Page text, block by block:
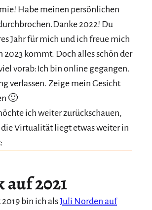
Habe meinen persönlichen
2022! Du
Jahr für mich und ich freue mich
2023 kommt. Doch alles schön der
vorab:Ich bin online gegangen.
verlassen. Zeige mein Gesicht
🙂
ich weiter zurückschauen,
Virtualität liegt etwas weiter in
2021
bin ich alsJuli Norden auf